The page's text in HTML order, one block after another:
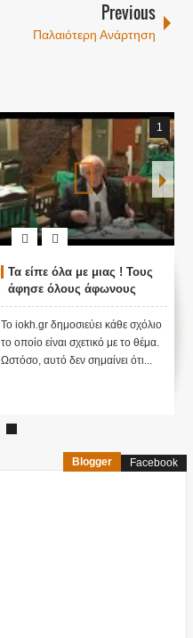
Previous
Παλαιότερη Ανάρτηση
1
Τα είπε όλα με μιας ! Τους
άφησε όλους άφωνους
Το iokh.gr δημοσιεύει κάθε σχόλιο
το οποίο είναι σχετικό με το θέμα.
Ωστόσο, αυτό δεν σημαίνει ότι...
Blogger Facebook